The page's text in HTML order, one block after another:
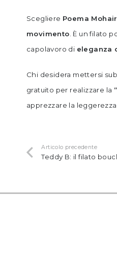
Scegliere Poema Mohair
movimento . È un filato
capolavoro di eleganza
Chi desidera mettersi
gratuito per realizzare la
apprezzare la
Articolo precedente
Teddy B: il filato